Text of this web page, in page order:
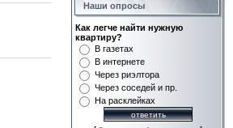
Наши опросы
Как легче найти нужную
квартиру?
В газетах
В интернете
Через риэлтора
Через соседей и пр.
На расклейках